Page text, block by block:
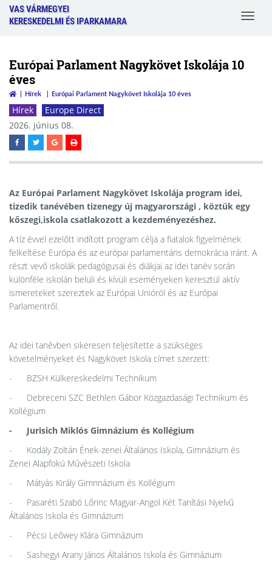
VAS VÁRMEGYEI
KERESKEDELMI ÉS IPARKAMARA
Toggle
Európai Parlament Nagykövet Iskolája 10
éves
Hírek Európai Parlament Nagykövet Iskolája 10 éves
Hírek
Europe Direct
2026. június 08.
Az Európai Parlament Nagykövet Iskolája program idei,
tizedik tanévében tizenegy új magyarországi , köztük egy
kőszegi,iskola csatlakozott a kezdeményezéshez.
A tíz évvel ezelőtt indított program célja a fiatalok figyelmének
felkeltése Európa és az európai parlamentáris demokrácia iránt. A
részt vevő iskolák pedagógusai és diákjai az idei tanév során
különféle iskolán belüli és kívüli eseményeken keresztül aktív
ismereteket szereztek az Európai Unióról és az Európai
Parlamentről.
Az idei tanévben sikeresen teljesítette a szükséges
követelményeket és Nagykövet Iskola címet szerzett:
- BZSH Külkereskedelmi Technikum
- Debreceni SZC Bethlen Gábor Közgazdasági Technikum és
Kollégium
- Jurisich Miklós Gimnázium és Kollégium
- Kodály Zoltán Ének-zenei Általános Iskola, Gimnázium és
Zenei Alapfokú Művészeti Iskola
- Mátyás Király Gimnnázium és Kollégium
- Pasaréti Szabó Lőrinc Magyar-Angol Két Tanítási Nyelvű
Általános Iskola és Gimnázium
- Pécsi Leőwey Klára Gimnázium
- Sashegyi Arany János Általános Iskola és Gimnázium